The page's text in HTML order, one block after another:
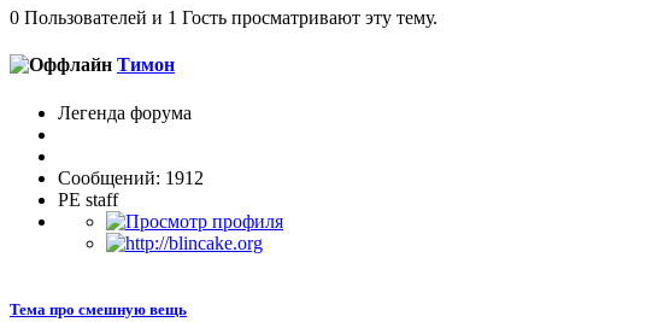
0 Пользователей и 1 Гость просматривают эту тему.
Тимон
Легенда форума
Сообщений: 1912
PE staff
Тема про смешную вещь